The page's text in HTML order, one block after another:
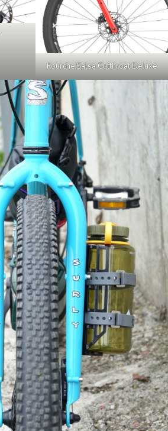
Fourche Salsa Cutthroat Deluxe